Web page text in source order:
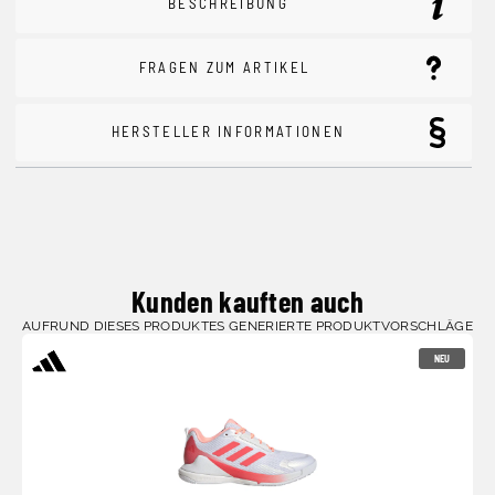
FRAGEN ZUM ARTIKEL
HERSTELLER INFORMATIONEN
Kunden kauften auch
AUFRUND DIESES PRODUKTES GENERIERTE PRODUKTVORSCHLÄGE
NEU